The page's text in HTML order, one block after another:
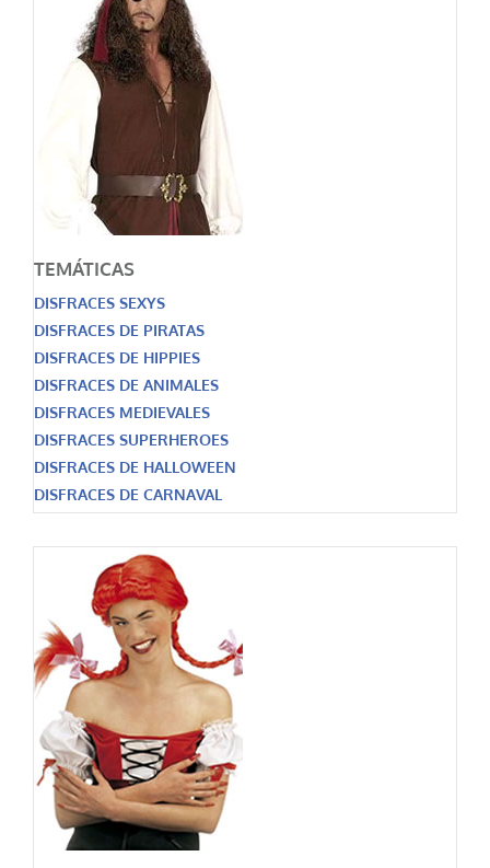
TEMÁTICAS
DISFRACES SEXYS
DISFRACES DE PIRATAS
DISFRACES DE HIPPIES
DISFRACES DE ANIMALES
DISFRACES MEDIEVALES
DISFRACES SUPERHEROES
DISFRACES DE HALLOWEEN
DISFRACES DE CARNAVAL